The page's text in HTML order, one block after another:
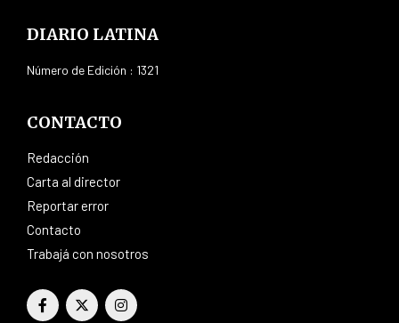
DIARIO LATINA
Número de Edición : 1321
CONTACTO
Redacción
Carta al director
Reportar error
Contacto
Trabajá con nosotros